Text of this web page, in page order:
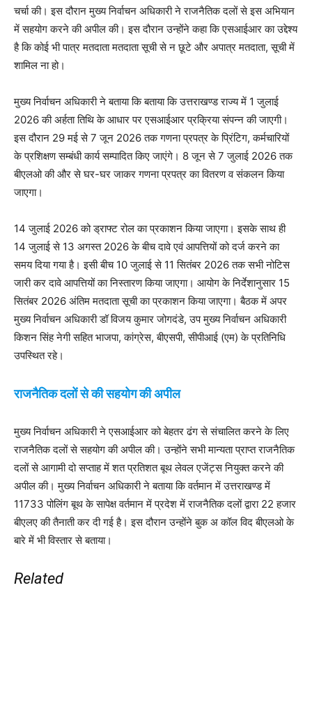
चर्चा की। इस दौरान मुख्य निर्वाचन अधिकारी ने राजनैतिक दलों से इस अभियान
में सहयोग करने की अपील की। इस दौरान उन्होंने कहा कि एसआईआर का उद्देश्य
है कि कोई भी पात्र मतदाता मतदाता सूची से न छूटे और अपात्र मतदाता, सूची में
शामिल ना हो।
मुख्य निर्वाचन अधिकारी ने बताया कि बताया कि उत्तराखण्ड राज्य में 1 जुलाई
2026 की अर्हता तिथि के आधार पर एसआईआर प्रक्रिया संपन्न की जाएगी।
इस दौरान 29 मई से 7 जून 2026 तक गणना प्रपत्र के प्रिंटिग, कर्मचारियों
के प्रशिक्षण सम्बंधी कार्य सम्पादित किए जाएंगे। 8 जून से 7 जुलाई 2026 तक
बीएलओ की और से घर-घर जाकर गणना प्रपत्र का वितरण व संकलन किया
जाएगा।
14 जुलाई 2026 को ड्राफ्ट रोल का प्रकाशन किया जाएगा। इसके साथ ही
14 जुलाई से 13 अगस्त 2026 के बीच दावे एवं आपत्तियों को दर्ज करने का
समय दिया गया है। इसी बीच 10 जुलाई से 11 सितंबर 2026 तक सभी नोटिस
जारी कर दावे आपत्तियों का निस्तारण किया जाएगा। आयोग के निर्देशानुसार 15
सितंबर 2026 अंतिम मतदाता सूची का प्रकाशन किया जाएगा। बैठक में अपर
मुख्य निर्वाचन अधिकारी डॉ विजय कुमार जोगदंडे, उप मुख्य निर्वाचन अधिकारी
किशन सिंह नेगी सहित भाजपा, कांग्रेस, बीएसपी, सीपीआई (एम) के प्रतिनिधि
उपस्थित रहे।
राजनैतिक दलों से की सहयोग की अपील
मुख्य निर्वाचन अधिकारी ने एसआईआर को बेहतर ढंग से संचालित करने के लिए
राजनैतिक दलों से सहयोग की अपील की। उन्होंने सभी मान्यता प्राप्त राजनैतिक
दलों से आगामी दो सप्ताह में शत प्रतिशत बूथ लेवल एजेंट्स नियुक्त करने की
अपील की। मुख्य निर्वाचन अधिकारी ने बताया कि वर्तमान में उत्तराखण्ड में
11733 पोलिंग बूथ के सापेक्ष वर्तमान में प्रदेश में राजनैतिक दलों द्वारा 22 हजार
बीएलए की तैनाती कर दी गई है। इस दौरान उन्होंने बुक अ कॉल विद बीएलओ के
बारे में भी विस्तार से बताया।
Related